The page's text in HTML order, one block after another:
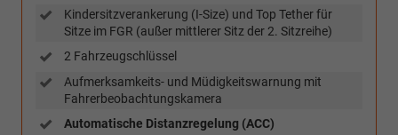
Kindersitzverankerung (I-Size) und Top Tether für
Sitze im FGR (außer mittlerer Sitz der 2. Sitzreihe)
2 Fahrzeugschlüssel
Aufmerksamkeits- und Müdigkeitswarnung mit
Fahrerbeobachtungskamera
Automatische Distanzregelung (ACC)